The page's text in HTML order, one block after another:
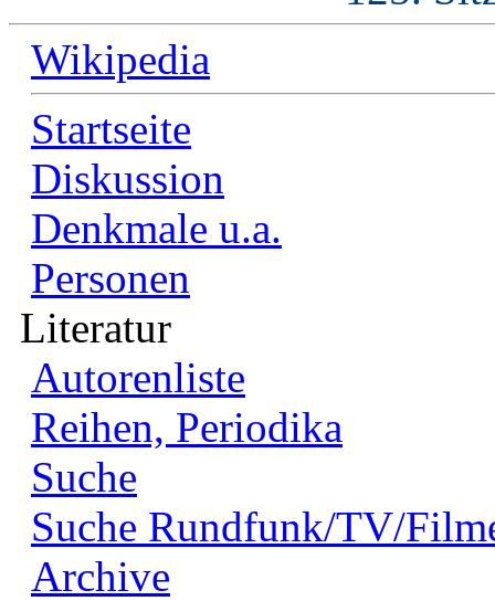
Wikipedia
Startseite
Diskussion
Denkmale u.a.
Personen
Literatur
Autorenliste
Reihen, Periodika
Suche
Suche Rundfunk/TV/
Archive